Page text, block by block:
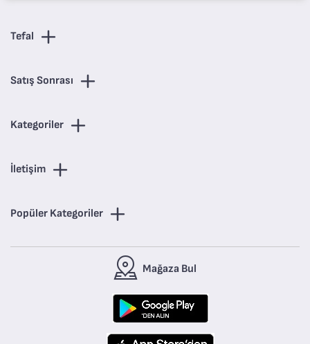
Tefal
Satış Sonrası
Kategoriler
İletişim
Popüler Kategoriler
Mağaza Bul